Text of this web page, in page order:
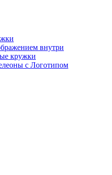
внутри
кружки
с Логотипом